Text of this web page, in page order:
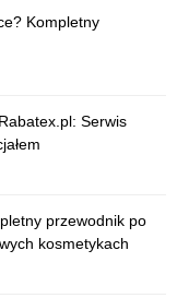
Kompletny
Serwis
przewodnik po
kosmetykach